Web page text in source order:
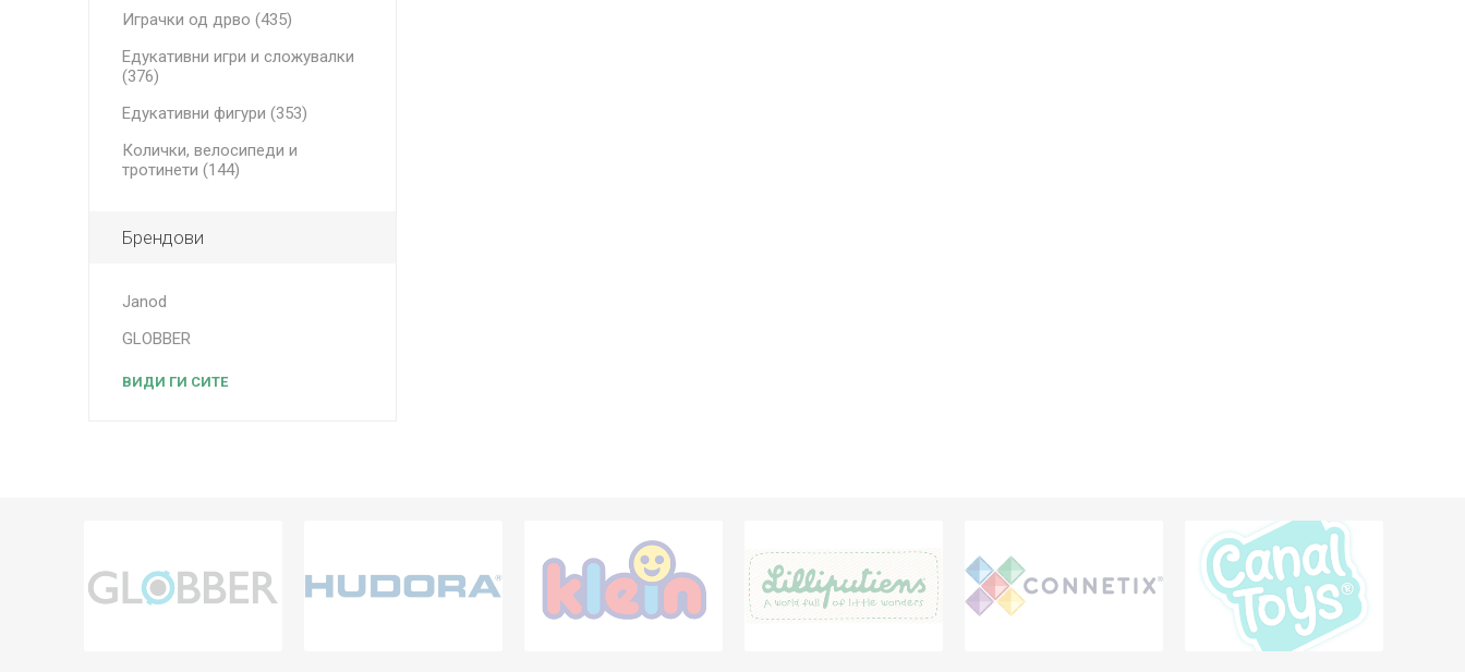
Играчки од дрво (435)
Едукативни игри и сложувалки
(376)
Едукативни фигури (353)
Колички, велосипеди и
тротинети (144)
Брендови
Janod
GLOBBER
ВИДИ ГИ СИТЕ